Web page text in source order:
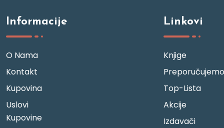
Informacije
O Nama
Kontakt
Kupovina
Uslovi
Kupovine
Linkovi
Knjige
Preporučujemo
Top-Lista
Akcije
Izdavači